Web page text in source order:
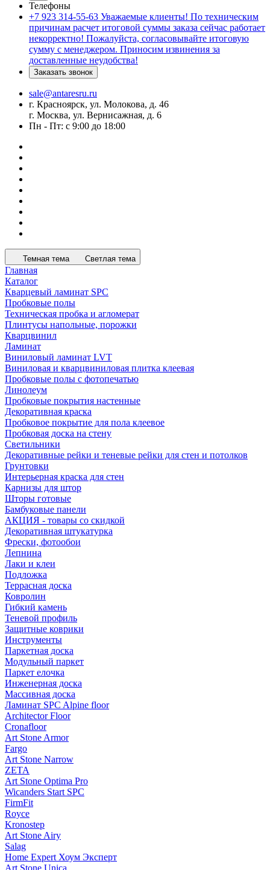
Телефоны
+7 923 314-55-63 Уважаемые клиенты! По техническим
причинам расчет итоговой суммы заказа сейчас работает
некорректно! Пожалуйста, согласовывайте итоговую
сумму с менеджером. Приносим извинения за
доставленные неудобства!
Заказать звонок
sale@antaresru.ru
г. Красноярск, ул. Молокова, д. 46
г. Москва, ул. Вернисажная, д. 6
Пн - Пт: с 9:00 до 18:00
Темная тема Светлая тема
Главная
Каталог
Кварцевый ламинат SPC
Пробковые полы
Техническая пробка и агломерат
Плинтусы напольные, порожки
Кварцвинил
Ламинат
Виниловый ламинат LVT
Виниловая и кварцвиниловая плитка клеевая
Пробковые полы с фотопечатью
Линолеум
Пробковые покрытия настенные
Декоративная краска
Пробковое покрытие для пола клеевое
Пробковая доска на стену
Светильники
Декоративные рейки и теневые рейки для стен и потолков
Грунтовки
Интерьерная краска для стен
Карнизы для штор
Шторы готовые
Бамбуковые панели
АКЦИЯ - товары со скидкой
Декоративная штукатурка
Фрески, фотообои
Лепнина
Лаки и клеи
Подложка
Террасная доска
Ковролин
Гибкий камень
Теневой профиль
Защитные коврики
Инструменты
Паркетная доска
Модульный паркет
Паркет елочка
Инженерная доска
Массивная доска
Ламинат SPC Alpine floor
Architector Floor
Cronafloor
Art Stone Armor
Fargo
Art Stone Narrow
ZETA
Art Stone Optima Pro
Wicanders Start SPC
FirmFit
Royce
Kronostep
Art Stone Airy
Salag
Home Expert Хоум Эксперт
Art Stone Unica